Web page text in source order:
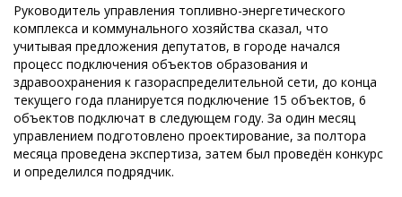
Руководитель управления топливно-энергетического
комплекса и коммунального хозяйства сказал, что
учитывая предложения депутатов, в городе начался
процесс подключения объектов образования и
здравоохранения к газораспределительной сети, до конца
текущего года планируется подключение 15 объектов, 6
объектов подключат в следующем году. За один месяц
управлением подготовлено проектирование, за полтора
месяца проведена экспертиза, затем был проведён конкурс
и определился подрядчик.